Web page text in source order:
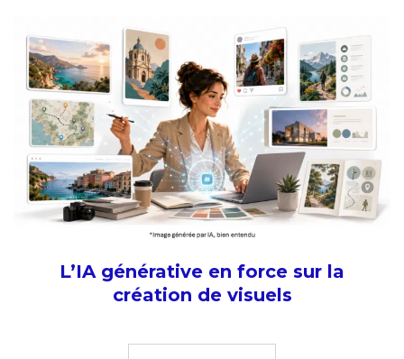
L’IA générative en force sur la
création de visuels